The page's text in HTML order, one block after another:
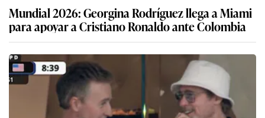
Mundial 2026: Georgina Rodríguez llega a Miami
para apoyar a Cristiano Ronaldo ante Colombia